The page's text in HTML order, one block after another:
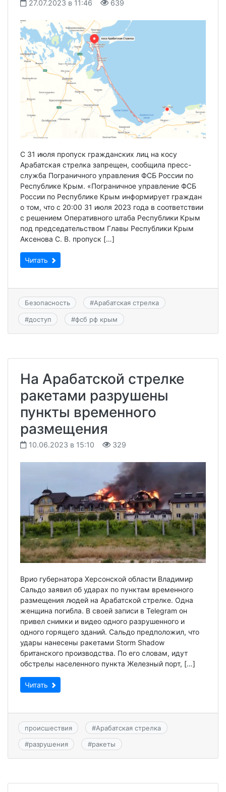
27.07.2023 в 11:46 639
С 31 июля пропуск гражданских лиц на косу
Арабатская стрелка запрещен, сообщила пресс-
служба Пограничного управления ФСБ России по
Республике Крым. «Пограничное управление ФСБ
России по Республике Крым информирует граждан
о том, что с 20:00 31 июля 2023 года в соответствии
с решением Оперативного штаба Республики Крым
под председательством Главы Республики Крым
Аксенова С. В. пропуск […]
Читать
Безопасность #Арабатская стрелка
#доступ #фсб рф крым
На Арабатской стрелке
ракетами разрушены
пункты временного
размещения
10.06.2023 в 15:10 329
Врио губернатора Херсонской области Владимир
Сальдо заявил об ударах по пунктам временного
размещения людей на Арабатской стрелке. Одна
женщина погибла. В своей записи в Telegram он
привел снимки и видео одного разрушенного и
одного горящего зданий. Сальдо предположил, что
удары нанесены ракетами Storm Shadow
британского производства. По его словам, идут
обстрелы населенного пункта Железный порт, […]
Читать
происшествия #Арабатская стрелка
#разрушения #ракеты